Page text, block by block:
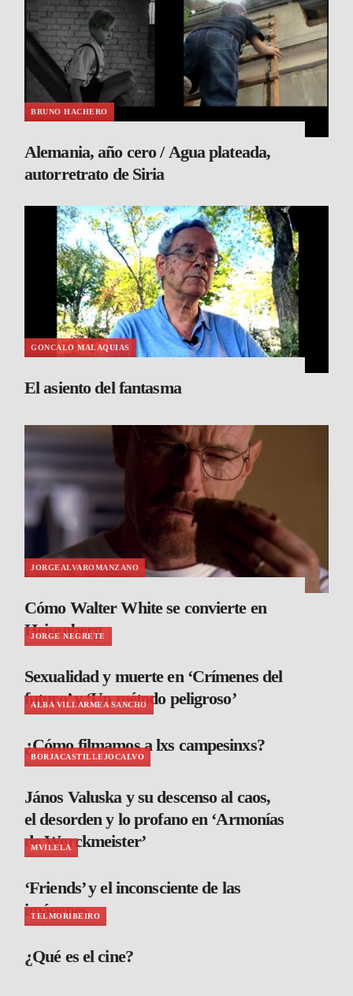
BRUNO HACHERO
Alemania, año cero / Agua plateada,
autorretrato de Siria
GONCALO MALAQUIAS
El asiento del fantasma
JORGEALVAROMANZANO
Cómo Walter White se convierte en
Heisenberg
JORGE NEGRETE
Sexualidad y muerte en ‘Crímenes del
futuro’ y ‘Un método peligroso’
ALBA VILLARMEA SANCHO
¿Cómo filmamos a lxs campesinxs?
BORJACASTILLEJOCALVO
János Valuska y su descenso al caos,
el desorden y lo profano en ‘Armonías
de Werckmeister’
MVILELA
‘Friends’ y el inconsciente de las
imágenes
TELMORIBEIRO
¿Qué es el cine?